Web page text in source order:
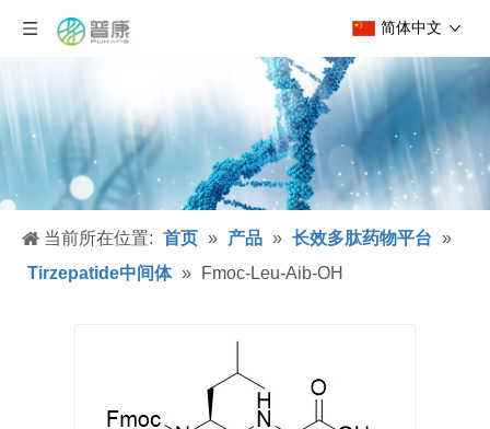
简体中文
当前所在位置: 首页 » 产品 » 长效多肽药物平台 »
Tirzepatide中间体 » Fmoc-Leu-Aib-OH